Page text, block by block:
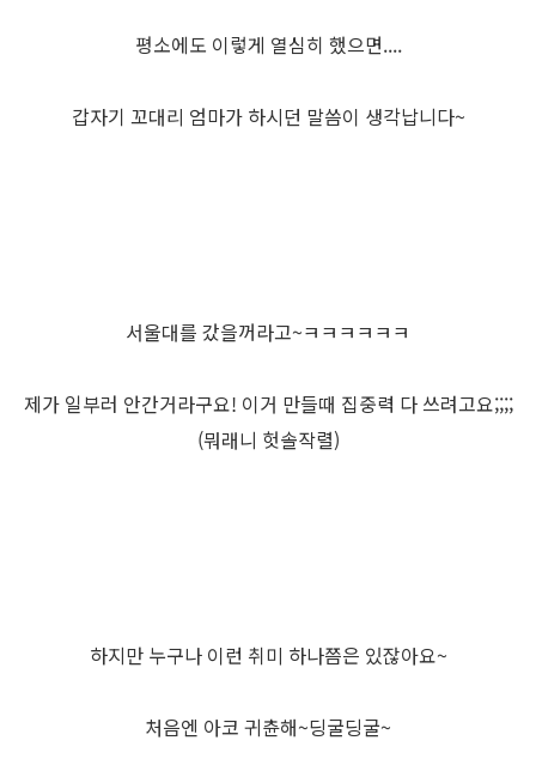
평소에도 이렇게 열심히 했으면....
갑자기 꼬대리 엄마가 하시던 말씀이 생각납니다~
서울대를 갔을꺼라고~ㅋㅋㅋㅋㅋㅋ
제가 일부러 안간거라구요! 이거 만들때 집중력 다 쓰려고요;;;;
(뭐래니 헛솔작렬)
하지만 누구나 이런 취미 하나쯤은 있잖아요~
처음엔 아코 귀츈해~딩굴딩굴~